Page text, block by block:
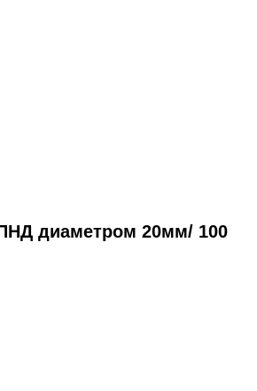
диаметром 20мм/ 100